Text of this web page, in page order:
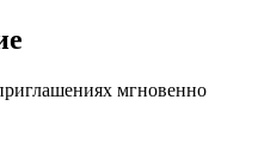
мгновенно